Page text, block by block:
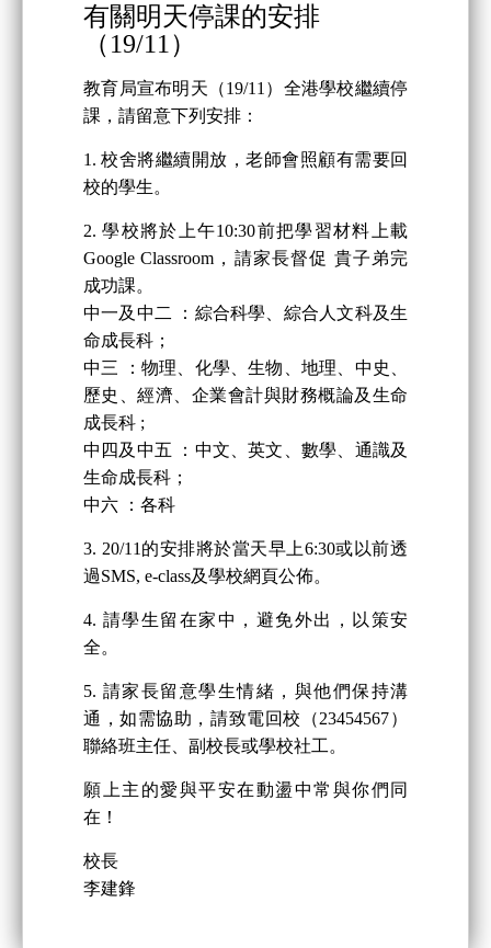
有關明天停課的安排
（19/11）
教育局宣布明天（19/11）全港學校繼續停
課，請留意下列安排：
1. 校舍將繼續開放，老師會照顧有需要回
校的學生。
2. 學校將於上午10:30前把學習材料上載
Google Classroom，請家長督促 貴子弟完
成功課。
中一及中二 ：綜合科學、綜合人文科及生
命成長科；
中三 ：物理、化學、生物、地理、中史、
歷史、經濟、企業會計與財務概論及生命
成長科 ;
中四及中五 ：中文、英文、數學、通識及
生命成長科；
中六 ：各科
3. 20/11的安排將於當天早上6:30或以前透
過SMS, e-class及學校網頁公佈。
4. 請學生留在家中，避免外出，以策安
全。
5. 請家長留意學生情緒，與他們保持溝
通，如需協助，請致電回校（23454567）
聯絡班主任、副校長或學校社工。
願上主的愛與平安在動盪中常與你們同
在！
校長
李建鋒